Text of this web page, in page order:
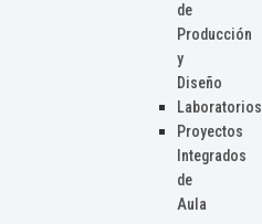
de
Producción
y
Diseño
Laboratorios
Proyectos
Integrados
de
Aula